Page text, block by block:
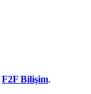
F2F Bilişim.